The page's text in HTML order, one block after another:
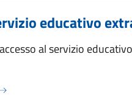
educativo
al servizio